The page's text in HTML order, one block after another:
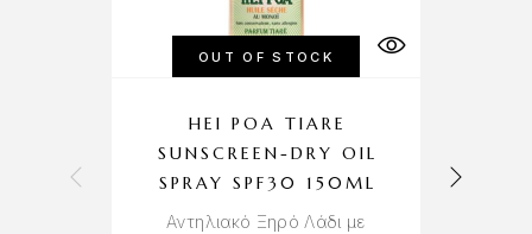
OUT OF STOCK
HEI POA TIARE
SUNSCREEN-DRY OIL
SPRAY SPF30 150ML
Αντηλιακό Ξηρό Λάδι με